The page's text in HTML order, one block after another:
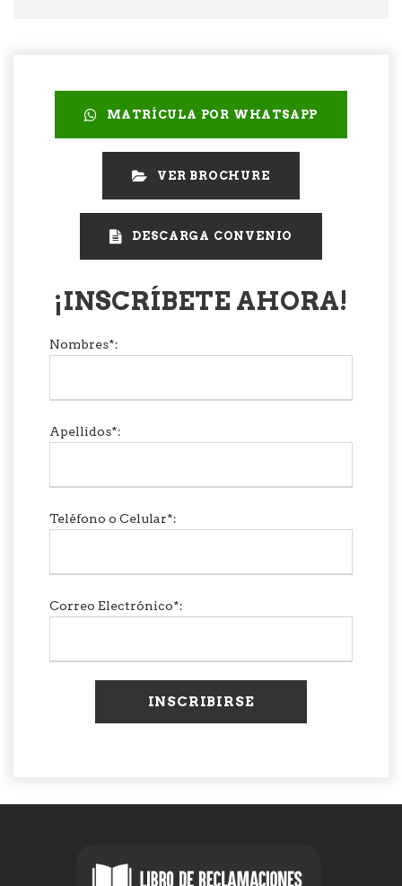
MATRÍCULA POR WHATSAPP
VER BROCHURE
DESCARGA CONVENIO
¡INSCRÍBETE AHORA!
Nombres*:
Apellidos*:
Teléfono o Celular*:
Correo Electrónico*: